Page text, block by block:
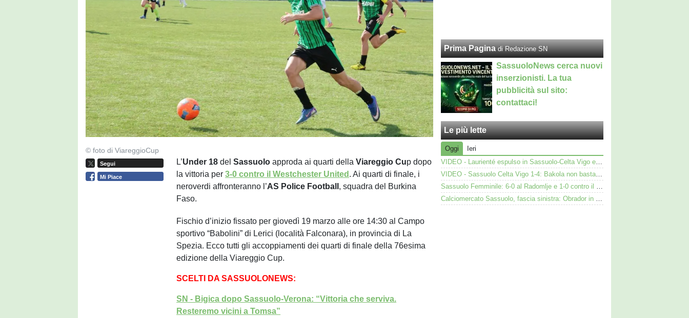
© foto di ViareggioCup
Segui
Mi Piace
L’Under 18delSassuolo approda ai quarti dellaViareggioCup dopo
la vittoria per3-0 contro il Westchester United . Ai quarti di finale, i
neroverdi affronteranno l’AS Police Football , squadra del Burkina
Faso.
Fischio d’inizio fissato per giovedì 19 marzo alle ore 14:30 al Campo
sportivo “Babolini” di Lerici (località Falconara), in provincia di La
Spezia. Ecco tutti gli accoppiamenti dei quarti di finale della 76esima
edizione della Viareggio Cup.
SCELTI DA SASSUOLONEWS:
SN - Bigica dopo Sassuolo-Verona: “Vittoria che serviva.
Resteremo vicini a Tomsa”
Prima Pagina di Redazione SN
SassuoloNews cerca nuovi
inserzionisti. La tua
pubblicità sul sito:
contattaci!
Le più lette
Oggi
Ieri
VIDEO - Laurienté espulso in Sassuolo-Celta Vigo e rissa: cosa è successo
VIDEO - Sassuolo Celta Vigo 1-4: Bakola non basta. Espulso Laurienté
Sassuolo Femminile: 6-0 al Radomlje e 1-0 contro il Bologna nelle prime amichevoli
Calciomercato Sassuolo, fascia sinistra: Obrador in pole, Valeri l’alternativa